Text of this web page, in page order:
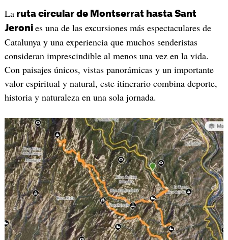
Laruta circular de Montserrat hasta Sant
Jeroni es una de las excursiones más espectaculares de
Catalunya y una experiencia que muchos senderistas
consideran imprescindible al menos una vez en la vida.
Con paisajes únicos, vistas panorámicas y un importante
valor espiritual y natural, este itinerario combina deporte,
historia y naturaleza en una sola jornada.